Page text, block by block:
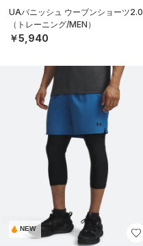
UAバニッシュ ウーブンショーツ2.0
（トレーニング/MEN）
￥5,940
NEW